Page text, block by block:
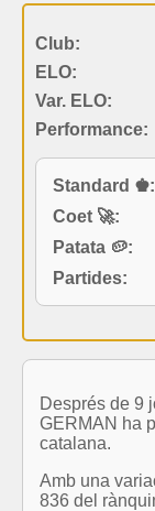
Club:
ELO:
Var. ELO:
Performance:
Standard ♚:
Coet 🚀:
Patata 🥔:
Partides:
Després de 9
GERMAN ha
catalana.
Amb una
836 del